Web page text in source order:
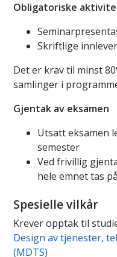
Obligatoriske
Skriftlige
Det er krav til minst
samlinger i
Gjentak av eksamen
Utsatt eksamen
semester
Ved frivillig
hele emnet tas
Spesielle vilkår
Krever opptak til
Design av tjenester,
(MDTS)